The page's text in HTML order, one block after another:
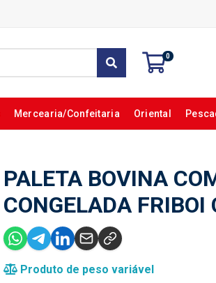
0
Mercearia/Confeitaria Oriental
PALETA BOVINA
CONGELADA
Produto de peso variável